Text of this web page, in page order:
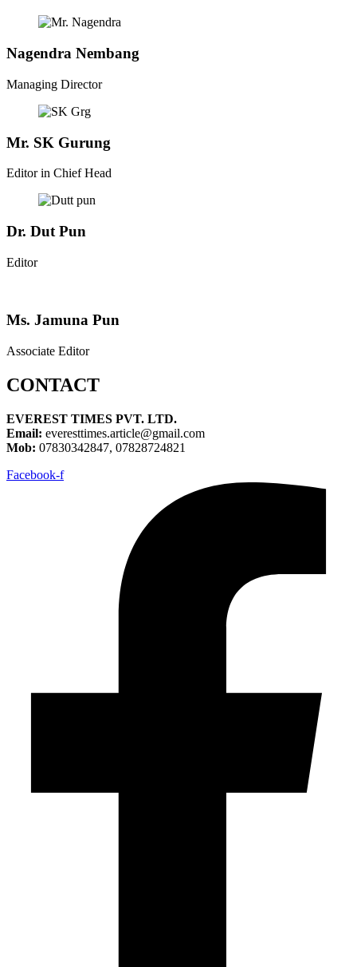
Nagendra Nembang
Managing Director
Mr. SK Gurung
Editor in Chief Head
Dr. Dut Pun
Editor
Ms. Jamuna Pun
Associate Editor
CONTACT
EVEREST TIMES PVT. LTD.
Email: everesttimes.article@gmail.com
Mob: 07830342847, 07828724821
Facebook-f